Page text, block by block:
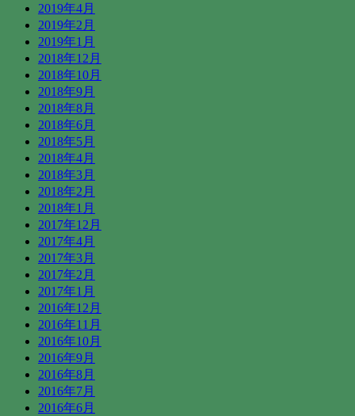
2019年4月
2019年2月
2019年1月
2018年12月
2018年10月
2018年9月
2018年8月
2018年6月
2018年5月
2018年4月
2018年3月
2018年2月
2018年1月
2017年12月
2017年4月
2017年3月
2017年2月
2017年1月
2016年12月
2016年11月
2016年10月
2016年9月
2016年8月
2016年7月
2016年6月